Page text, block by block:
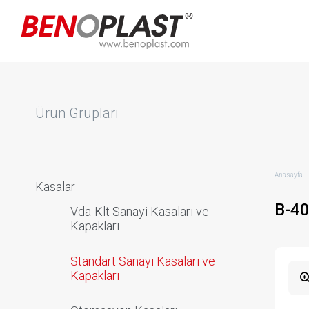
Ürün Grupları
Kasalar
Vda-Klt Sanayi Kasaları ve
Kapakları
Standart Sanayi Kasaları ve
Kapakları
Anasayfa
B-